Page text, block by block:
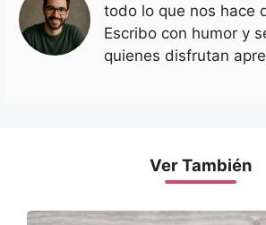
todo lo que nos hace
Escribo con humor y
quienes disfrutan
Ver También